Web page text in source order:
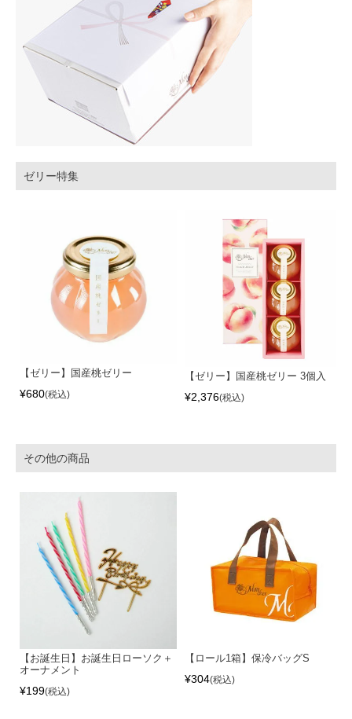
ゼリー特集
【ゼリー】国産桃ゼリー
¥680 税込
【ゼリー】国産桃ゼリー 3個入
¥2,376 税込
その他の商品
【お誕生日】お誕生日ローソク＋
オーナメント
¥199 税込
【ロール1箱】保冷バッグS
¥304 税込